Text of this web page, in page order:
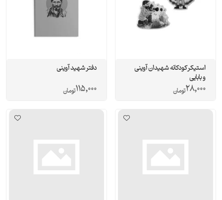
استیکر کودکانه شهیدان آوینی
و بابایی
28,000تومان
دفتر شهید آوینی
115,000تومان